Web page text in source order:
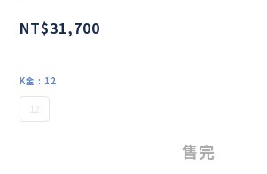
NT$31,700
K金 : 12
12
售完